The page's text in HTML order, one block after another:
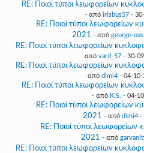
RE: Ποιοί τύποι λεωφορείων
- από irisbus57- 30-
RE: Ποιοί τύποι λεωφορείων
2021 - από george-
RE: Ποιοί τύποι λεωφορείων
από vard_57- 30-
RE: Ποιοί τύποι λεωφορείων
από dimi4 - 04-10-
RE: Ποιοί τύποι λεωφορείων
- από K.S. - 04-
RE: Ποιοί τύποι λεωφορείων
2021 - από dimi4 -
RE: Ποιοί τύποι
2021 - από
RE: Ποιοί τύποι λεωφορείων